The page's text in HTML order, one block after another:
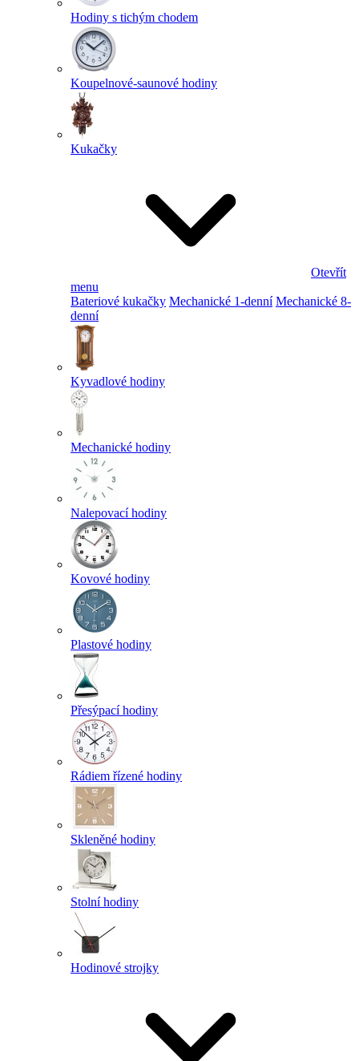
Hodiny s tichým chodem
Koupelnové-saunové hodiny
Kukačky
Otevřít
menu
Bateriové kukačky Mechanické 1-denní Mechanické 8-
denní
Kyvadlové hodiny
Mechanické hodiny
Nalepovací hodiny
Kovové hodiny
Plastové hodiny
Přesýpací hodiny
Rádiem řízené hodiny
Skleněné hodiny
Stolní hodiny
Hodinové strojky